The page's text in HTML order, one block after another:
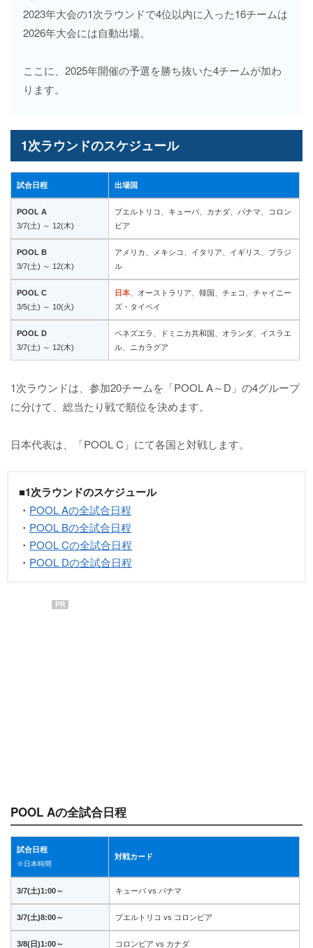
2023年大会の1次ラウンドで4位以内に入った16チームは
2026年大会には自動出場。
ここに、2025年開催の予選を勝ち抜いた4チームが加わ
ります。
1次ラウンドのスケジュール
試合日程 出場国
POOL A
3/7(土) ～ 12(木)
プエルトリコ、キューバ、カナダ、パナマ、コロン
ビア
POOL B
3/7(土) ～ 12(木)
アメリカ、メキシコ、イタリア、イギリス、ブラジ
ル
POOL C
3/5(土) ～ 10(火)
日本、オーストラリア、韓国、チェコ、チャイニー
ズ・タイペイ
POOL D
3/7(土) ～ 12(木)
ベネズエラ、ドミニカ共和国、オランダ、イスラエ
ル、ニカラグア
1次ラウンドは、参加20チームを「POOL A～D」の4グループ
に分けて、総当たり戦で順位を決めます。
日本代表は、「POOL C」にて各国と対戦します。
■1次ラウンドのスケジュール
・ POOL Aの全試合日程
・ POOL Bの全試合日程
・ POOL Cの全試合日程
・ POOL Dの全試合日程
PR
POOL Aの全試合日程
試合日程
※日本時間
対戦カード
3/7(土)1:00～ キューバ vs パナマ
3/7(土)8:00～ プエルトリコ vs コロンビア
3/8(日)1:00～ コロンビア vs カナダ